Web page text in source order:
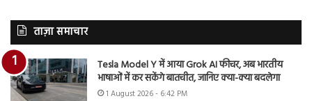
ताज़ा समाचार
Tesla Model Y में आया Grok AI फीचर, अब भारतीय
भाषाओं में कर सकेंगे बातचीत, जानिए क्या-क्या बदलेगा
1 August 2026 - 6:42 PM